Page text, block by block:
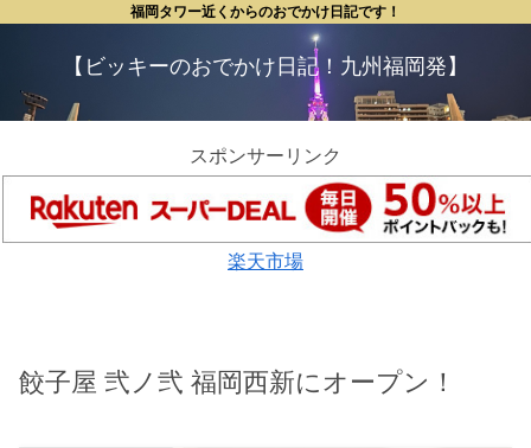
福岡タワー近くからのおでかけ日記です！
【ビッキーのおでかけ日記！九州福岡発】
スポンサーリンク
楽天市場
餃子屋 弐ノ弐 福岡西新にオープン！